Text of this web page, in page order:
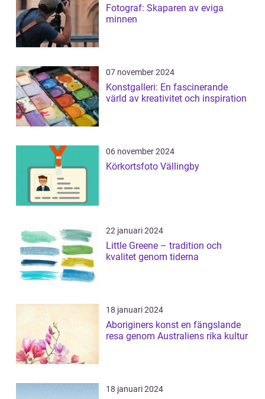
Fotograf: Skaparen av eviga
minnen
07 november 2024
Konstgalleri: En fascinerande
värld av kreativitet och inspiration
06 november 2024
Körkortsfoto Vällingby
22 januari 2024
Little Greene – tradition och
kvalitet genom tiderna
18 januari 2024
Aboriginers konst en fängslande
resa genom Australiens rika kultur
18 januari 2024